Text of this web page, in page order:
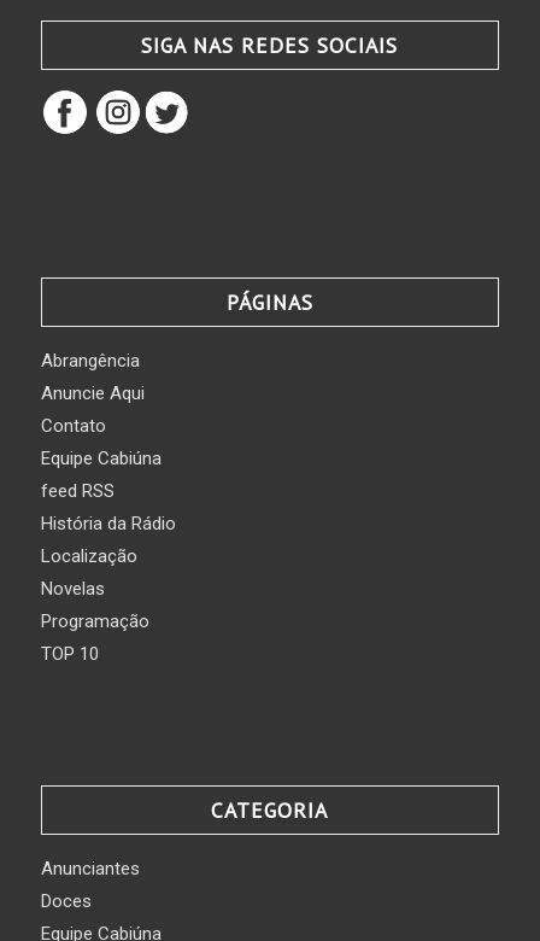
SIGA NAS REDES SOCIAIS
PÁGINAS
Abrangência
Anuncie Aqui
Contato
Equipe Cabiúna
feed RSS
História da Rádio
Localização
Novelas
Programação
TOP 10
CATEGORIA
Anunciantes
Doces
Equipe Cabiúna